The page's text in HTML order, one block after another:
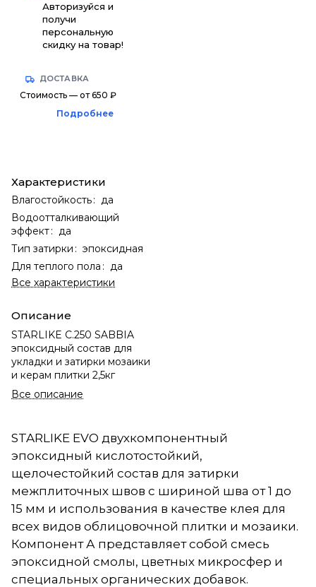
Авторизуйся и
получи
персональную
скидку на товар!
ДОСТАВКА
Стоимость — от 650 ₽
Подробнее
Характеристики
Влагостойкость: да
Водоотталкивающий
эффект: да
Тип затирки : эпоксидная
Для теплого пола : да
Все характеристики
Описание
STARLIKE C.250 SABBIA
эпоксидный состав для
укладки и затирки мозаики
и керам плитки 2,5кг
Все описание
STARLIKE EVO двухкомпонентный
эпоксидный кислотостойкий,
щелочестойкий состав для затирки
межплиточных швов с шириной шва от 1 до
15 мм и использования в качестве клея для
всех видов облицовочной плитки и мозаики.
Компонент А представляет собой смесь
эпоксидной смолы, цветных микросфер и
специальных органических добавок.